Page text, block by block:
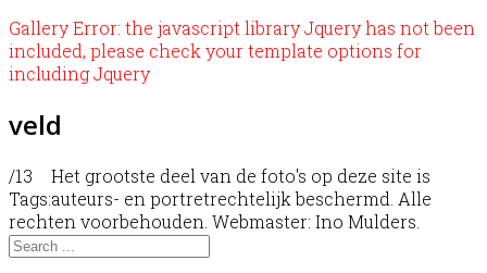
Gallery Error: the javascript library Jquery has not been
included, please check your template options for
including Jquery
veld
/13
Tags:
Het grootste deel van de foto's op deze site is
auteurs- en portretrechtelijk beschermd. Alle
rechten voorbehouden. Webmaster: Ino Mulders.